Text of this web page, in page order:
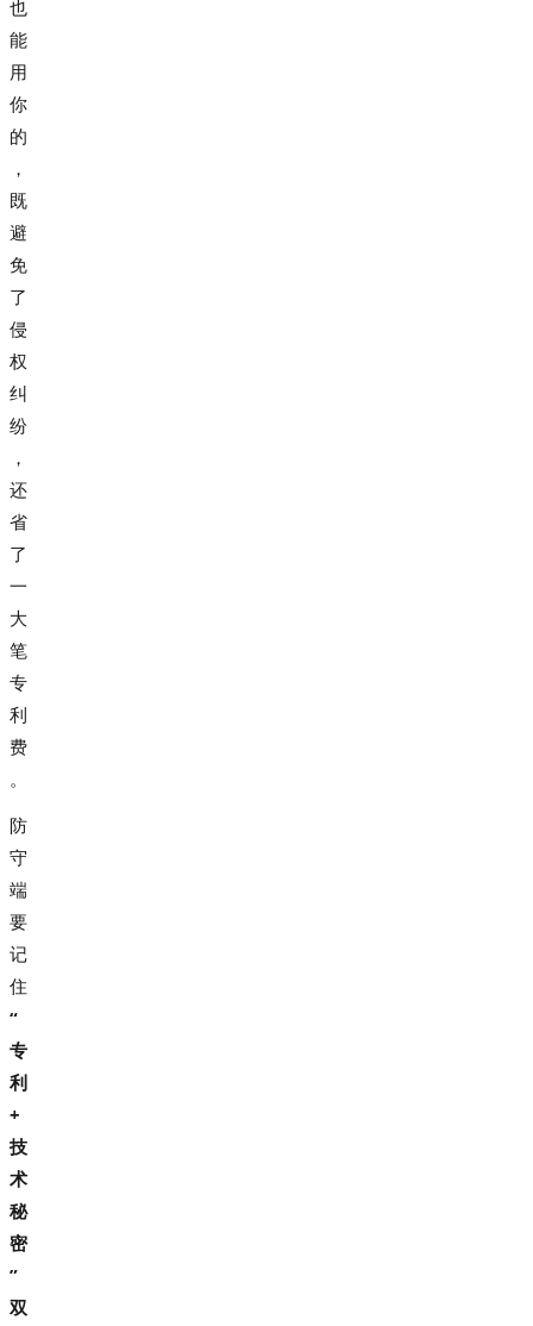
也
能
用
你
的
，
既
避
免
了
侵
权
纠
纷
，
还
省
了
一
大
笔
专
利
费
。
防
守
端
要
记
住
“
专
利
+
技
术
秘
密
”
双